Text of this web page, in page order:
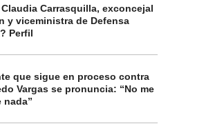
Carrasquilla, exconcejal
y viceministra de Defensa
Perfil
que sigue en proceso contra
Vargas se pronuncia: “No me
nada”